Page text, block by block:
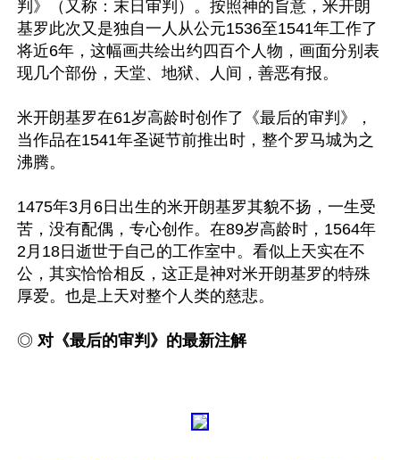
判》（又称：末日审判）。按照神的旨意，米开朗
基罗此次又是独自一人从公元1536至1541年工作了
将近6年，这幅画共绘出约四百个人物，画面分别表
现几个部份，天堂、地狱、人间，善恶有报。
米开朗基罗在61岁高龄时创作了《最后的审判》，
当作品在1541年圣诞节前推出时，整个罗马城为之
沸腾。
1475年3月6日出生的米开朗基罗其貌不扬，一生受
苦，没有配偶，专心创作。在89岁高龄时，1564年
2月18日逝世于自己的工作室中。看似上天实在不
公，其实恰恰相反，这正是神对米开朗基罗的特殊
厚爱。也是上天对整个人类的慈悲。
◎ 对《最后的审判》的最新注解